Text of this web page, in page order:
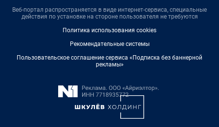
Веб-портал распространяется в виде интернет-сервиса, специальные
действия по установке на стороне пользователя не требуются
Политика использования cookies
Рекомендательные системы
Пользовательское соглашение сервиса «Подписка без баннерной
рекламы»